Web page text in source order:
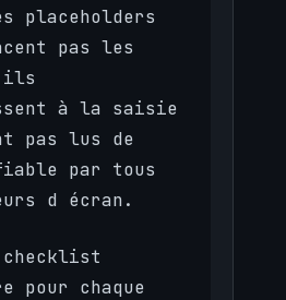
placeholders
pas les
ils
à la saisie
pas lus de
par tous
d écran.
checklist
pour chaque